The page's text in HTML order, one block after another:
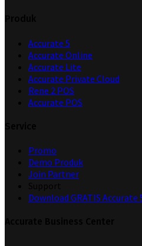
Accurate 5
Accurate Online
Accurate Lite
Accurate Private Cloud
Rene 2 POS
Accurate POS
Promo
Demo Produk
Join Partner
Download GRATIS Accurate